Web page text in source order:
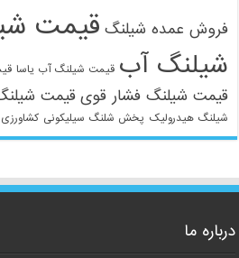
فروش عمده شیلنگ قیمت
شیلنگ آب قیمت شیلنگ آب یاسا
قیمت شیلنگ فشار قوی قیمت
شیلنگ هیدرولیک پخش شلنگ سیلیکونی کشاورزی
درباره ما